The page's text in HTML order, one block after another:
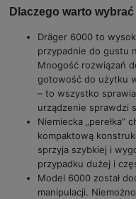
Dlaczego warto
Dräger 6000 to
przypadnie do gustu
Mnogość rozwiązań
gotowość do użytku
– to wszystko
urządzenie sprawdzi
Niemiecka „perełka”
kompaktową
sprzyja szybkiej i
przypadku dużej i
Model 6000 został
manipulacji.